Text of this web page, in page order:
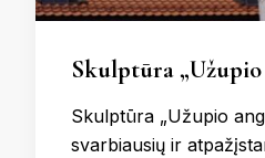
Skulptūra „Užupio
Skulptūra „Užupio
svarbiausių ir